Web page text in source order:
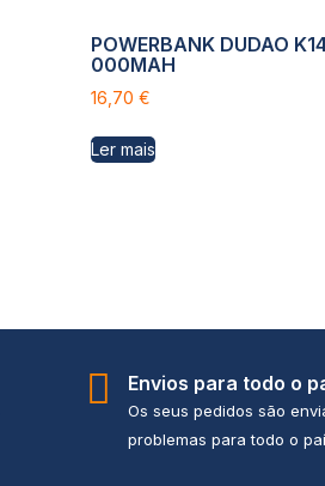
POWERBANK DUDAO
000MAH
16,70 €
Ler mais
Envios para todo o
Os seus pedidos são
problemas para todo o